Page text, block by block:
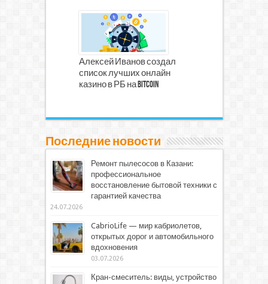
Алексей Иванов создал
список лучших онлайн
казино в РБ на Bitcoin
Последние новости
Ремонт пылесосов в Казани:
профессиональное
восстановление бытовой техники с
гарантией качества
24.07.2026
CabrioLife — мир кабриолетов,
открытых дорог и автомобильного
вдохновения
03.07.2026
Кран-смеситель: виды, устройство